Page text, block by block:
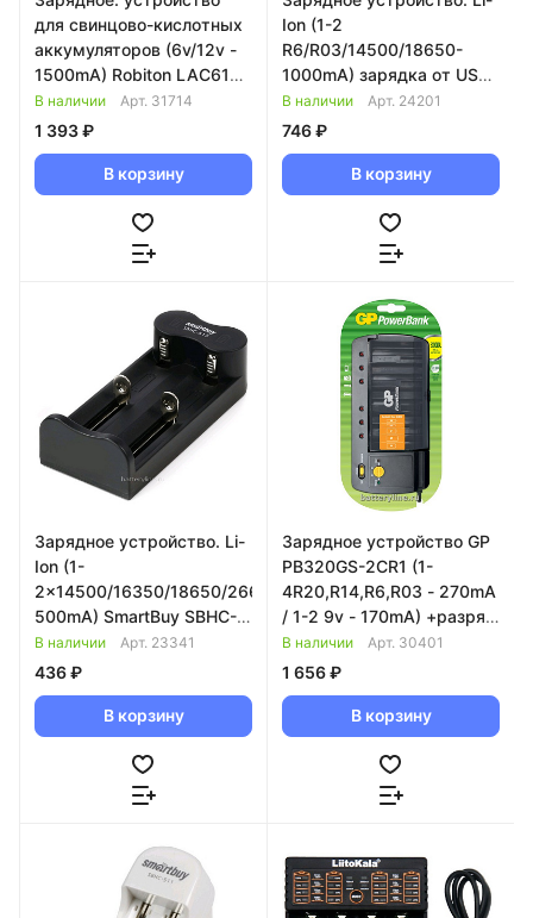
для свинцово-кислотных
аккумуляторов (6v/12v -
1500mA) Robiton LAC612-
1500
Jack5.5*2.1+крокодилы
949997
В наличии Арт. 31714
1 393 ₽
В корзину
Ion (1-2
R6/R03/14500/18650-
1000mA) зарядка от USB
+ USBвыход 2,1A
ROBITON Smart2 944640
В наличии Арт. 24201
746 ₽
В корзину
Зарядное устройство. Li-
Ion (1-
2x14500/16350/18650/26650-
500mA) SmartBuy SBHC-
513 (шн.microUSB в
комплекте) 078215
В наличии Арт. 23341
436 ₽
В корзину
Зарядное устройство GP
PB320GS-2CR1 (1-
4R20,R14,R6,R03 - 270mA
/ 1-2 9v - 170mA) +разряд
121098
В наличии Арт. 30401
1 656 ₽
В корзину